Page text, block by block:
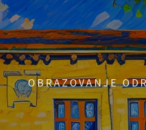
OBRAZOVANJE